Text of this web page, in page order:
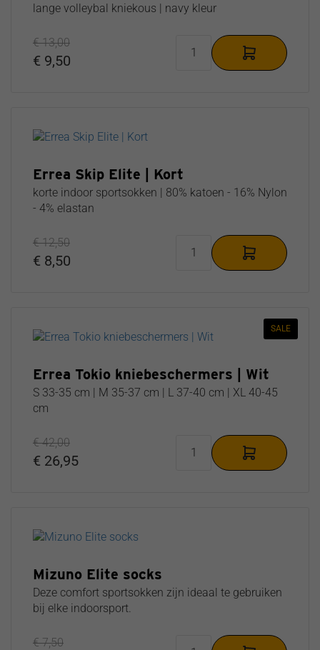
lange volleybal kniekous | navy kleur
€ 13,00
€ 9,50
Errea Skip Elite | Kort
korte indoor sportsokken | 80% katoen - 16% Nylon
- 4% elastan
€ 12,50
€ 8,50
SALE
Errea Tokio kniebeschermers | Wit
S 33-35 cm | M 35-37 cm | L 37-40 cm | XL 40-45
cm
€ 42,00
€ 26,95
Mizuno Elite socks
Deze comfort sportsokken zijn ideaal te gebruiken
bij elke indoorsport.
€ 7,50